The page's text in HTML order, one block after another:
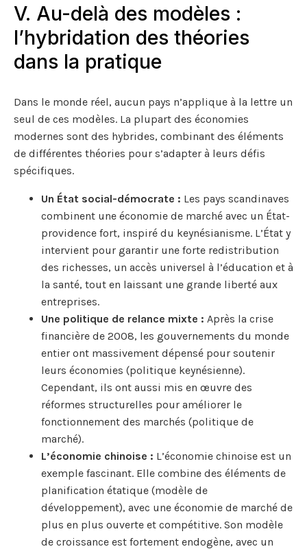
V. Au-delà des modèles :
l’hybridation des théories
dans la pratique
Dans le monde réel, aucun pays n’applique à la lettre un
seul de ces modèles. La plupart des économies
modernes sont des hybrides, combinant des éléments
de différentes théories pour s’adapter à leurs défis
spécifiques.
Un État social-démocrate : Les pays scandinaves
combinent une économie de marché avec un État-
providence fort, inspiré du keynésianisme. L’État y
intervient pour garantir une forte redistribution
des richesses, un accès universel à l’éducation et à
la santé, tout en laissant une grande liberté aux
entreprises.
Une politique de relance mixte : Après la crise
financière de 2008, les gouvernements du monde
entier ont massivement dépensé pour soutenir
leurs économies (politique keynésienne).
Cependant, ils ont aussi mis en œuvre des
réformes structurelles pour améliorer le
fonctionnement des marchés (politique de
marché).
L’économie chinoise : L’économie chinoise est un
exemple fascinant. Elle combine des éléments de
planification étatique (modèle de
développement), avec une économie de marché de
plus en plus ouverte et compétitive. Son modèle
de croissance est fortement endogène, avec un